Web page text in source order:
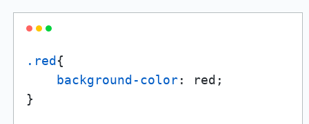
.red {
background-color: red;
}